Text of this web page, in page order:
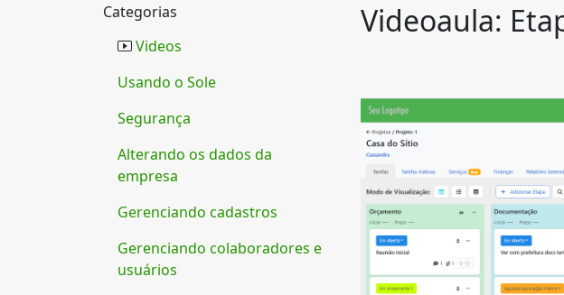
Categorias
Videos
Usando o Sole
Segurança
Alterando os dados da
empresa
Gerenciando cadastros
Gerenciando colaboradores e
usuários
Videoaula: